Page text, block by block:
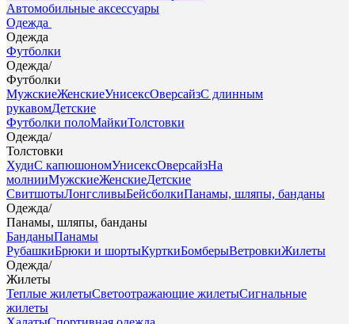
Автомобильные аксессуары
Одежда
Одежда
Футболки
Одежда/
Футболки
МужскиеЖенскиеУнисексОверсайзС длинным
рукавомДетские
Футболки полоМайкиТолстовки
Одежда/
Толстовки
ХудиС капюшономУнисексОверсайзНа
молнииМужскиеЖенскиеДетские
СвитшотыЛонгсливыБейсболкиПанамы, шляпы, банданы
Одежда/
Панамы, шляпы, банданы
БанданыПанамы
РубашкиБрюки и шортыКурткиБомберыВетровкиЖилеты
Одежда/
Жилеты
Теплые жилетыСветоотражающие жилетыСигнальные
жилеты